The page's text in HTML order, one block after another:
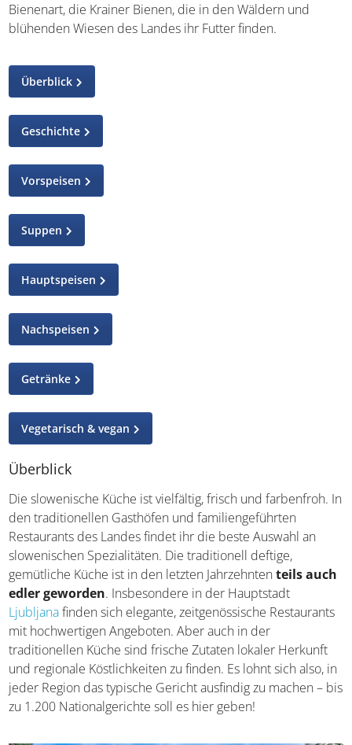
Bienenart, die Krainer Bienen, die in den Wäldern und
blühenden Wiesen des Landes ihr Futter finden.
Überblick
Geschichte
Vorspeisen
Suppen
Hauptspeisen
Nachspeisen
Getränke
Vegetarisch & vegan
Überblick
Die slowenische Küche ist vielfältig, frisch und farbenfroh.
In den traditionellen Gasthöfen und familiengeführten
Restaurants des Landes findet ihr die beste Auswahl an
slowenischen Spezialitäten. Die traditionell deftige,
gemütliche Küche ist in den letzten Jahrzehntenteils
auch edler geworden. Insbesondere in der Hauptstadt
Ljubljanafinden sich elegante, zeitgenössische
Restaurants mit hochwertigen Angeboten. Aber auch in
der traditionellen Küche sind frische Zutaten lokaler
Herkunft und regionale Köstlichkeiten zu finden. Es lohnt
sich also, in jeder Region das typische Gericht ausfindig
zu machen – bis zu 1.200 Nationalgerichte soll es hier